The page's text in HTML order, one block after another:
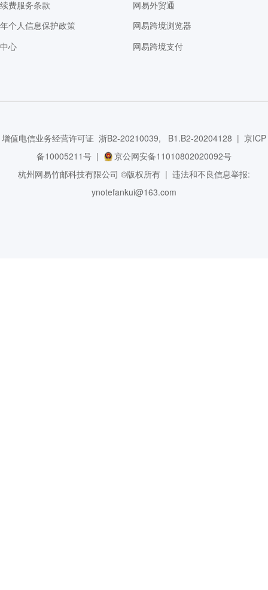
费服务条款
个人信息保护政策
心
网易外贸通
网易跨境浏览器
网易跨境支付
增值电信业务经营许可证 浙B2-20210039, B1.B2-20204128 | 京ICP
备10005211号 |
京公网安备11010802020092号
杭州网易竹邮科技有限公司 ©版权所有 | 违法和不良信息举报:
ynotefankui@163.com